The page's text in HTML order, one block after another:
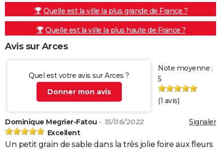
Quelle est la ville la plus grande de France ?
Quelle est la ville la plus haute de France ?
Avis sur Arces
Quel est votre avis sur Arces ?
Donner mon avis
Note moyenne :
5
(1 avis)
Signaler
Dominique Megrier-Fatou - 15/06/2022
Excellent
Un petit grain de sable dans la très jolie foire aux fleurs